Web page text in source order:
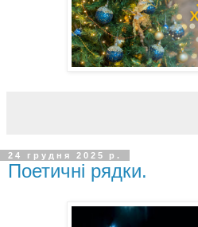
24 грудня 2025 р.
Поетичні рядки.